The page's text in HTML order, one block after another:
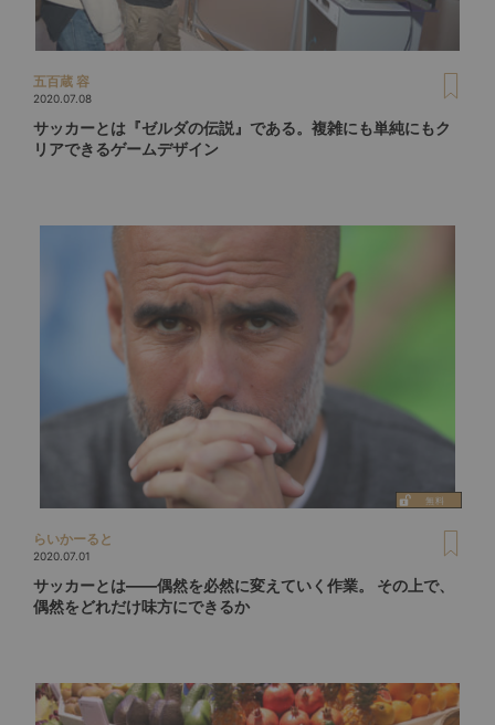
五百蔵 容
2020.07.08
サッカーとは『ゼルダの伝説』である。複雑にも単純にもク
リアできるゲームデザイン
らいかーると
2020.07.01
サッカーとは――偶然を必然に変えていく作業。 その上で、
偶然をどれだけ味方にできるか